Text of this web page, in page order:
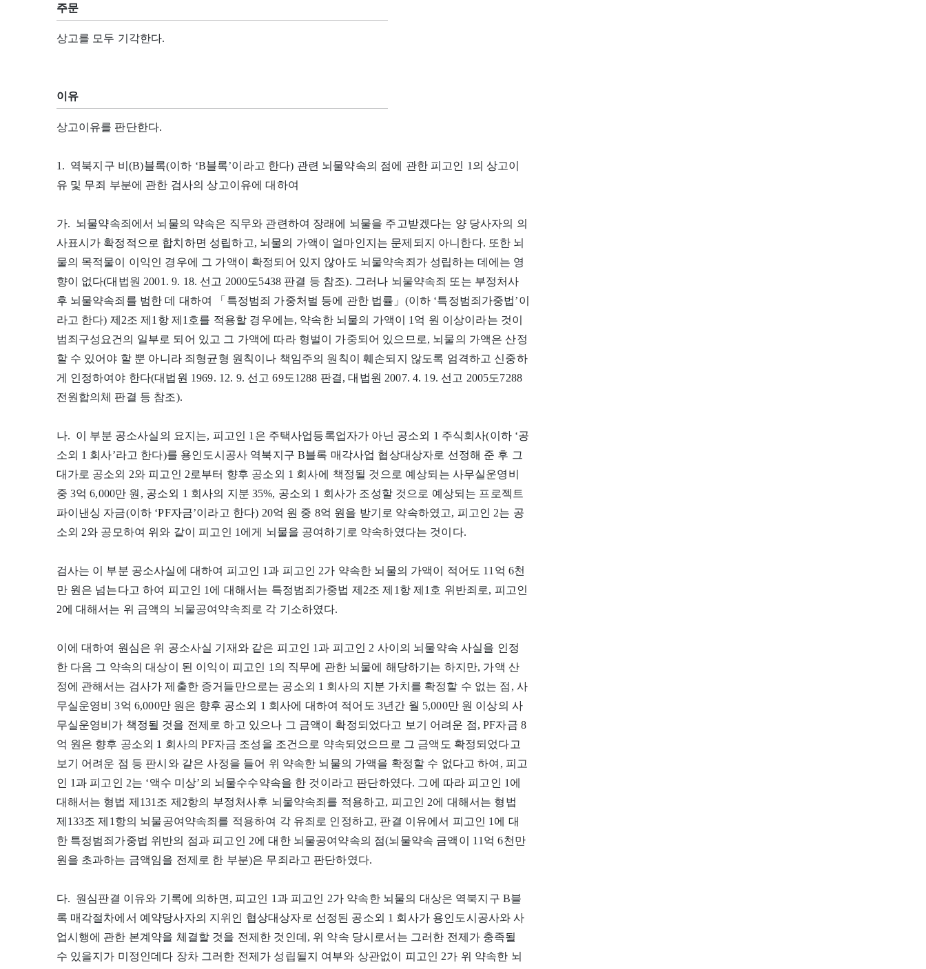
주문
상고를 모두 기각한다.
이유
상고이유를 판단한다.
1. 역북지구 비(B)블록(이하 ‘B블록’이라고 한다) 관련 뇌물약속의 점에 관한 피고인 1의 상고이
유 및 무죄 부분에 관한 검사의 상고이유에 대하여
가. 뇌물약속죄에서 뇌물의 약속은 직무와 관련하여 장래에 뇌물을 주고받겠다는 양 당사자의 의
사표시가 확정적으로 합치하면 성립하고, 뇌물의 가액이 얼마인지는 문제되지 아니한다. 또한 뇌
물의 목적물이 이익인 경우에 그 가액이 확정되어 있지 않아도 뇌물약속죄가 성립하는 데에는 영
향이 없다(대법원 2001. 9. 18. 선고 2000도5438 판결 등 참조). 그러나 뇌물약속죄 또는 부정처사
후 뇌물약속죄를 범한 데 대하여 「특정범죄 가중처벌 등에 관한 법률」(이하 ‘특정범죄가중법’이
라고 한다) 제2조 제1항 제1호를 적용할 경우에는, 약속한 뇌물의 가액이 1억 원 이상이라는 것이
범죄구성요건의 일부로 되어 있고 그 가액에 따라 형벌이 가중되어 있으므로, 뇌물의 가액은 산정
할 수 있어야 할 뿐 아니라 죄형균형 원칙이나 책임주의 원칙이 훼손되지 않도록 엄격하고 신중하
게 인정하여야 한다(대법원 1969. 12. 9. 선고 69도1288 판결, 대법원 2007. 4. 19. 선고 2005도7288
전원합의체 판결 등 참조).
나. 이 부분 공소사실의 요지는, 피고인 1은 주택사업등록업자가 아닌 공소외 1 주식회사(이하 ‘공
소외 1 회사’라고 한다)를 용인도시공사 역북지구 B블록 매각사업 협상대상자로 선정해 준 후 그
대가로 공소외 2와 피고인 2로부터 향후 공소외 1 회사에 책정될 것으로 예상되는 사무실운영비
중 3억 6,000만 원, 공소외 1 회사의 지분 35%, 공소외 1 회사가 조성할 것으로 예상되는 프로젝트
파이낸싱 자금(이하 ‘PF자금’이라고 한다) 20억 원 중 8억 원을 받기로 약속하였고, 피고인 2는 공
소외 2와 공모하여 위와 같이 피고인 1에게 뇌물을 공여하기로 약속하였다는 것이다.
검사는 이 부분 공소사실에 대하여 피고인 1과 피고인 2가 약속한 뇌물의 가액이 적어도 11억 6천
만 원은 넘는다고 하여 피고인 1에 대해서는 특정범죄가중법 제2조 제1항 제1호 위반죄로, 피고인
2에 대해서는 위 금액의 뇌물공여약속죄로 각 기소하였다.
이에 대하여 원심은 위 공소사실 기재와 같은 피고인 1과 피고인 2 사이의 뇌물약속 사실을 인정
한 다음 그 약속의 대상이 된 이익이 피고인 1의 직무에 관한 뇌물에 해당하기는 하지만, 가액 산
정에 관해서는 검사가 제출한 증거들만으로는 공소외 1 회사의 지분 가치를 확정할 수 없는 점, 사
무실운영비 3억 6,000만 원은 향후 공소외 1 회사에 대하여 적어도 3년간 월 5,000만 원 이상의 사
무실운영비가 책정될 것을 전제로 하고 있으나 그 금액이 확정되었다고 보기 어려운 점, PF자금 8
억 원은 향후 공소외 1 회사의 PF자금 조성을 조건으로 약속되었으므로 그 금액도 확정되었다고
보기 어려운 점 등 판시와 같은 사정을 들어 위 약속한 뇌물의 가액을 확정할 수 없다고 하여, 피고
인 1과 피고인 2는 ‘액수 미상’의 뇌물수수약속을 한 것이라고 판단하였다. 그에 따라 피고인 1에
대해서는 형법 제131조 제2항의 부정처사후 뇌물약속죄를 적용하고, 피고인 2에 대해서는 형법
제133조 제1항의 뇌물공여약속죄를 적용하여 각 유죄로 인정하고, 판결 이유에서 피고인 1에 대
한 특정범죄가중법 위반의 점과 피고인 2에 대한 뇌물공여약속의 점(뇌물약속 금액이 11억 6천만
원을 초과하는 금액임을 전제로 한 부분)은 무죄라고 판단하였다.
다. 원심판결 이유와 기록에 의하면, 피고인 1과 피고인 2가 약속한 뇌물의 대상은 역북지구 B블
록 매각절차에서 예약당사자의 지위인 협상대상자로 선정된 공소외 1 회사가 용인도시공사와 사
업시행에 관한 본계약을 체결할 것을 전제한 것인데, 위 약속 당시로서는 그러한 전제가 충족될
수 있을지가 미정인데다 장차 그러한 전제가 성립될지 여부와 상관없이 피고인 2가 위 약속한 뇌